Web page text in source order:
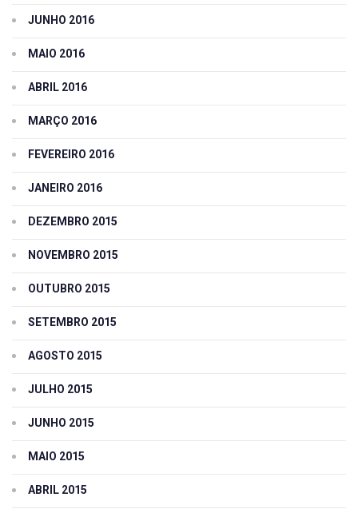
JUNHO 2016
MAIO 2016
ABRIL 2016
MARÇO 2016
FEVEREIRO 2016
JANEIRO 2016
DEZEMBRO 2015
NOVEMBRO 2015
OUTUBRO 2015
SETEMBRO 2015
AGOSTO 2015
JULHO 2015
JUNHO 2015
MAIO 2015
ABRIL 2015